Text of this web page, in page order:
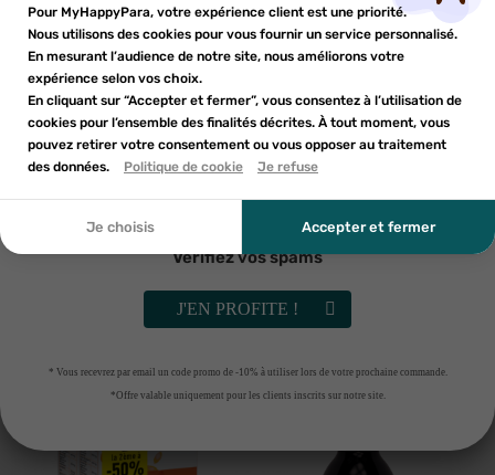
Autres produits pour vous
GRANIONS
Granions réducys 30 capsules
AJOUTER AU PANIER
GRANIONS
Granions duab fort 7 sachets 22g
AJOUTER AU PANIER
Ajouter à ma liste d'envies ×
add_circle_outline
Créer une nouvelle liste
Nom de la liste d'envies
Annuler
Créer une liste d'envies
Vous devez être connecté pour ajouter des produits à votre
liste d'envies.
Annuler
Connexion
Pour MyHappyPara, votre expérience client est une priorité.
Nous utilisons des cookies pour vous fournir un service personnalisé.
En mesurant l’audience de notre site, nous améliorons votre
expérience selon vos choix.
En cliquant sur “Accepter et fermer”, vous consentez à l’utilisation de
cookies pour l’ensemble des finalités décrites. À tout moment, vous
pouvez retirer votre consentement ou vous opposer au traitement
des données.
Politique de cookie Je refuse
Je choisis Accepter et fermer
Inscrivez-vous à notre newsletter et profitez
d'une réduction sur votre première commande*
En soumettant ce formulaire, j'accepte que les
informations saisies soient utilisées dans le cadre de
ma demande et de la relation commerciale qui peut en
découler. Vous référer à la politique de confidentialité.
Vérifiez vos spams
J'EN PROFITE !
* Vous recevrez par email un code promo de -10% à utiliser lors de votre prochaine commande.
*Offre valable uniquement pour les clients inscrits sur notre site.